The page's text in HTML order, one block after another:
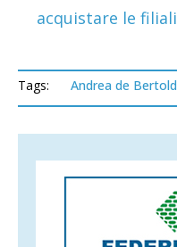
acquistare le
Tags: Andrea de